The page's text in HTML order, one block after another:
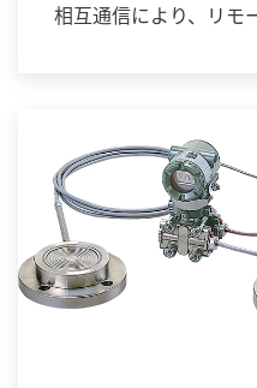
相互通信により、リモ
差圧計の受圧部分に被
は困る場合に使用する
て伝送器と結合し、シ
入します。